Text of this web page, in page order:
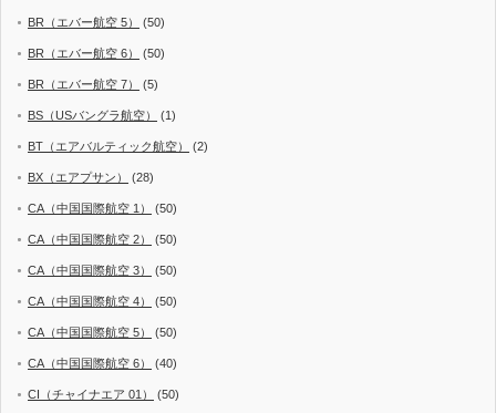
BR（エバー航空 5） (50)
BR（エバー航空 6） (50)
BR（エバー航空 7） (5)
BS（USバングラ航空） (1)
BT（エアバルティック航空） (2)
BX（エアプサン） (28)
CA（中国国際航空 1） (50)
CA（中国国際航空 2） (50)
CA（中国国際航空 3） (50)
CA（中国国際航空 4） (50)
CA（中国国際航空 5） (50)
CA（中国国際航空 6） (40)
CI（チャイナエア 01） (50)